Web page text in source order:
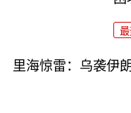
里海惊雷：乌袭伊